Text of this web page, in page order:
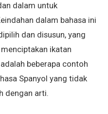
dalam untuk
dalam bahasa ini
dan disusun, yang
ikatan
beberapa contoh
Spanyol yang tidak
dengan arti.